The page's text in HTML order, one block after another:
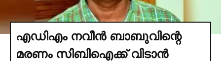
എഡിഎം നവീൻ ബാബുവിന്റെ
മരണം സിബിഐക്ക് വിടാൻ